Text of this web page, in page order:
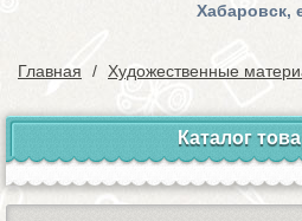
Хабаровск,
Главная Художественные
Каталог